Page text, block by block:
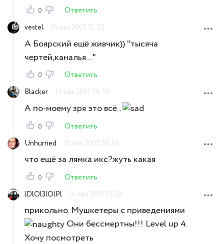
0
Ответить
vestel
15 мая 2007 17:52
А Боярский ещё живчик)) "тысяча
чертей,каналья..."
0
Ответить
Blacker
15 мая 2007 18:50
А по-моему зря это всё..
0
Ответить
Unhurried
15 мая 2007 20:56
что ещё за лямка икс?жуть какая
0
Ответить
lDlOl3lOlPl
16 мая 2007 15:26
прикольно. Мушкетеры с приведениями
Они бессмертны!!! Level up 4.
Хочу посмотреть